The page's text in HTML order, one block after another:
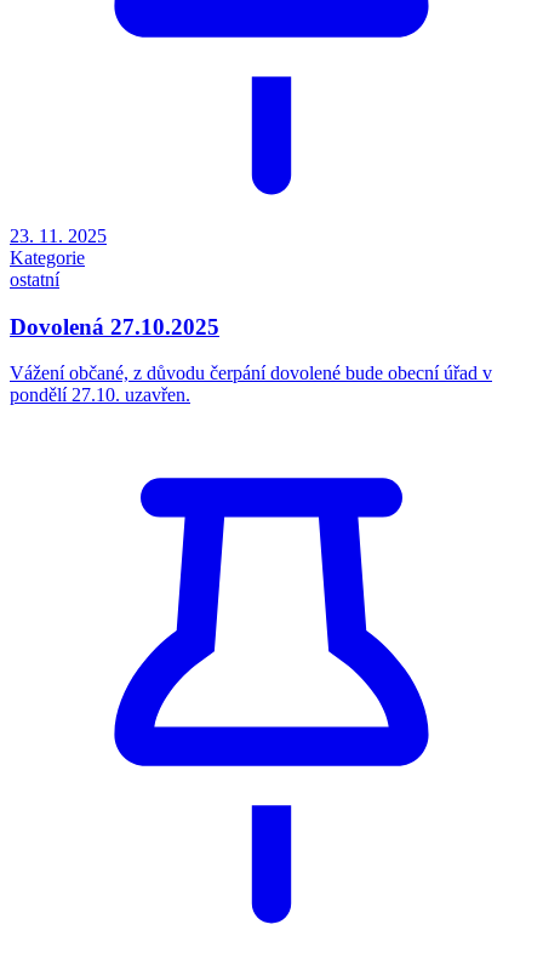
23. 11. 2025
Kategorie
ostatní
Dovolená 27.10.2025
Vážení občané, z důvodu čerpání dovolené bude obecní úřad v
pondělí 27.10. uzavřen.